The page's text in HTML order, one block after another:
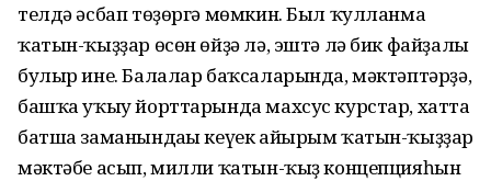
телдә әсбап төҙөргә мөмкин. Был ҡулланма
ҡатын-ҡыҙҙар өсөн өйҙә лә, эштә лә бик файҙалы
булыр ине. Балалар баҡсаларында, мәктәптәрҙә,
башҡа уҡыу йорттарында махсус курстар, хатта
батша заманындағы кеүек айырым ҡатын-ҡыҙҙар
мәктәбе асып, милли ҡатын-ҡыҙ концепцияһын